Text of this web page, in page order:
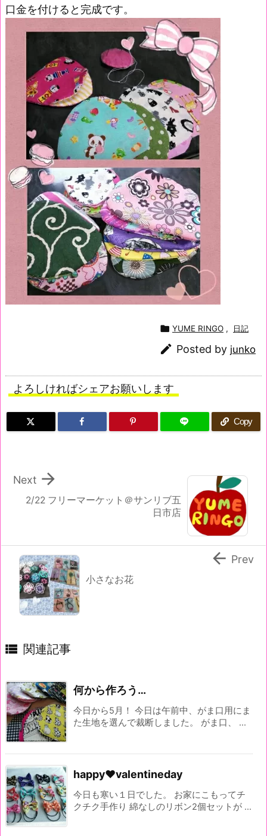
口金を付けると完成です。
 YUME RINGO , 日記
 Posted by junko
よろしければシェアお願いします
Copy
2/22 フリーマーケット＠サンリブ五
日市店

Next
小さなお花
 Prev
 関連記事
何から作ろう…
今日から5月！ 今日は午前中、がま口用にま
た生地を選んで裁断しました。 がま口、 ...
happy♥valentineday
今日も寒い１日でした。 お家にこもってチ
クチク手作り 綿なしのリボン2個セットが ...